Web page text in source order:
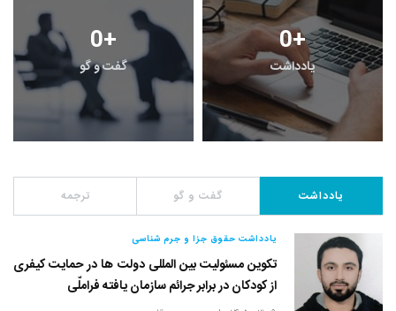
0+
گفت و گو
0+
یادداشت
یادداشت گفت و گو ترجمه
یادداشت حقوق جزا و جرم شناسی
تکوین مسئولیت بین المللی دولت ها در حمایت کیفری
از کودکان در برابر جرائم سازمان یافته فراملّی